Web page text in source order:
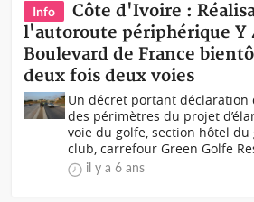
Info
Côte d'Ivoire :
l'autoroute périphérique Y
Boulevard de France
deux fois deux voies
Un décret portant déclaration
des périmètres du projet
voie du golfe, section hôtel
club, carrefour Green Golfe
il y a 6 ans